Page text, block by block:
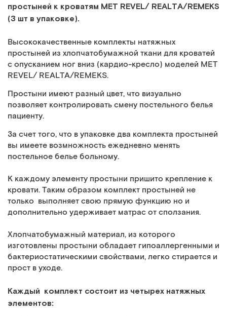
простыней к кроватям МЕТ REVEL/ REALTA/REMEKS
(3 шт в упаковке).
Высококачественные комплекты натяжных
простыней из хлопчатобумажной ткани для кроватей
с опусканием ног вниз (кардио-кресло) моделей МЕТ
REVEL/ REALTA/REMEKS.
Простыни имеют разный цвет, что визуально
позволяет контролировать смену постельного белья
пациенту.
За счет того, что в упаковке два комплекта простыней
вы имеете возмножность ежедневно менять
постельное белье больному.
К каждому элементу простыни пришито крепление к
кровати. Таким образом комплект простыней не
только выполняет свою прямую функцию но и
дополнительно удерживает матрас от сползания.
Хлопчатобумажный материал, из которого
изготовлены простыни обладает гипоаллергенными и
бактериостатическими свойствами, легко стирается и
прост в уходе.
Каждый комплект состоит из четырех натяжных
элементов: